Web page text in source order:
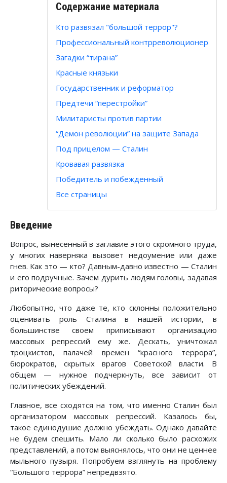
Содержание материала
Кто развязал "большой террор"?
Профессиональный контрреволюционер
Загадки “тирана”
Красные князьки
Государственник и реформатор
Предтечи “перестройки”
Милитаристы против партии
“Демон революции” на защите Запада
Под прицелом — Сталин
Кровавая развязка
Победитель и побежденный
Все страницы
Введение
Вопрос, вынесенный в заглавие этого скромного труда,
у многих наверняка вызовет недоумение или даже
гнев. Как это — кто? Давным-давно извест­но — Сталин
и его подручные. Зачем дурить людям головы, задавая
риторические вопросы?
Любопытно, что даже те, кто склонны положительно
оценивать роль Сталина в нашей истории, в
большинстве своем приписывают организацию
массовых репрессий ему же. Дескать, уничтожал
троцкистов, палачей времен “красного террора”,
бюрократов, скрытых врагов Советской власти. В
общем — нужное подчеркнуть, все зависит от
политических убеждений.
Главное, все сходятся на том, что именно Сталин был
организатором массовых репрессий. Казалось бы,
такое единодушие должно убеждать. Однако давайте
не будем спешить. Мало ли сколько было расхожих
пред­ставлений, а потом выяснялось, что они не ценнее
мыльного пузыря. Попробуем взглянуть на проблему
“Большого террора” непредвзято.